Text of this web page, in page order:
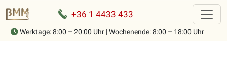
+36 1 4433 433
Werktage: 8:00 – 20:00 Uhr | Wochenende: 8:00 – 18:00 Uhr
Home unsere Mitarbeiter Dr. János Bartha